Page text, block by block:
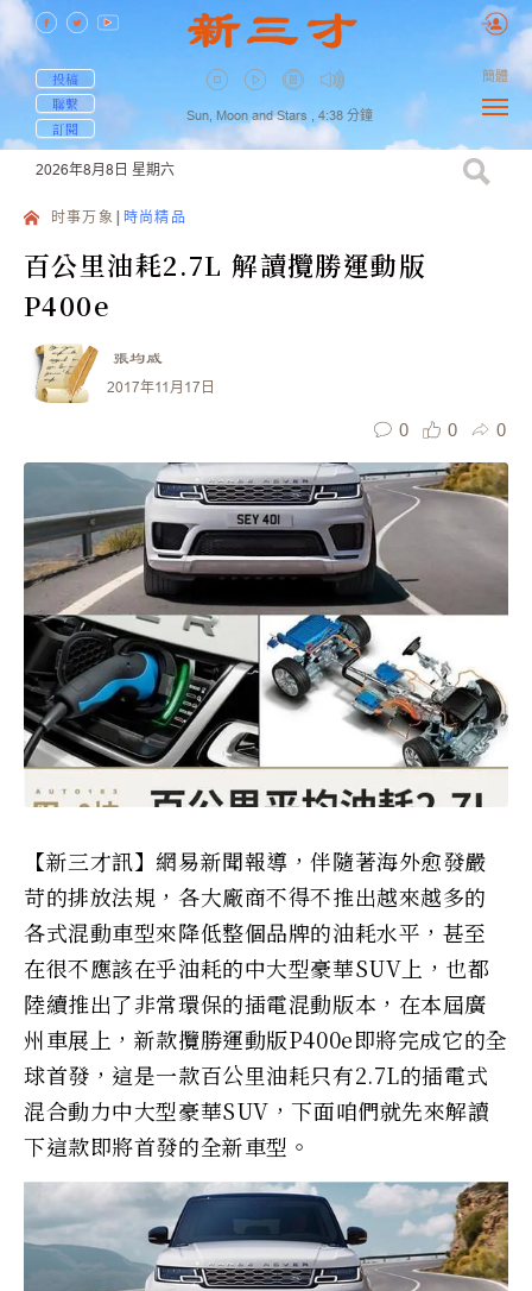
投稿
聯繫
訂閱
Sun, Moon and Stars , 4:38 分鐘
簡體
2026年8月8日 星期六
时事万象 時尚精品
百公里油耗2.7L 解讀攬勝運動版
P400e
張均威
2017年11月17日
0 0 0
【新三才訊】網易新聞報導，伴隨著海外愈發嚴
苛的排放法規，各大廠商不得不推出越來越多的
各式混動車型來降低整個品牌的油耗水平，甚至
在很不應該在乎油耗的中大型豪華SUV上，也都
陸續推出了非常環保的插電混動版本，在本屆廣
州車展上，新款攬勝運動版P400e即將完成它的全
球首發，這是一款百公里油耗只有2.7L的插電式
混合動力中大型豪華SUV，下面咱們就先來解讀
下這款即將首發的全新車型。